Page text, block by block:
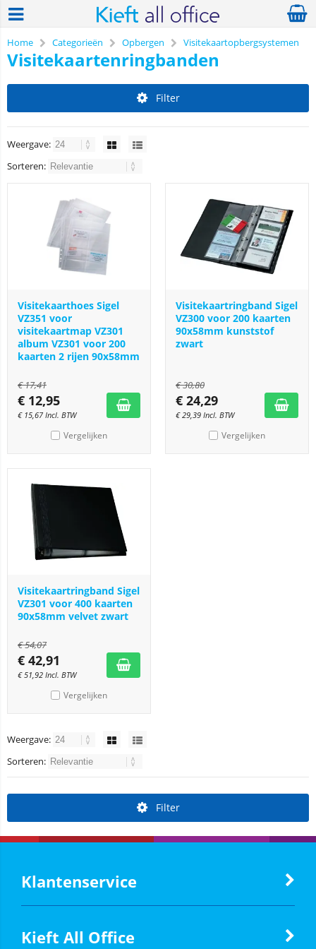
Home Categorieën Opbergen Visitekaartopbergsystemen
Visitekaartenringbanden
Filter
Weergave:
Sorteren:
Visitekaarthoes Sigel
VZ351 voor
visitekaartmap VZ301
album VZ301 voor 200
kaarten 2 rijen 90x58mm
€17,41
€ 12,95
€ 15,67 Incl. BTW
Vergelijken
Visitekaartringband Sigel
VZ300 voor 200 kaarten
90x58mm kunststof
zwart
€30,80
€ 24,29
€29,39 Incl. BTW
Vergelijken
Visitekaartringband Sigel
VZ301 voor 400 kaarten
90x58mm velvet zwart
€54,07
€ 42,91
€51,92 Incl. BTW
Vergelijken
Weergave:
Sorteren:
Filter
Klantenservice
Kieft All Office